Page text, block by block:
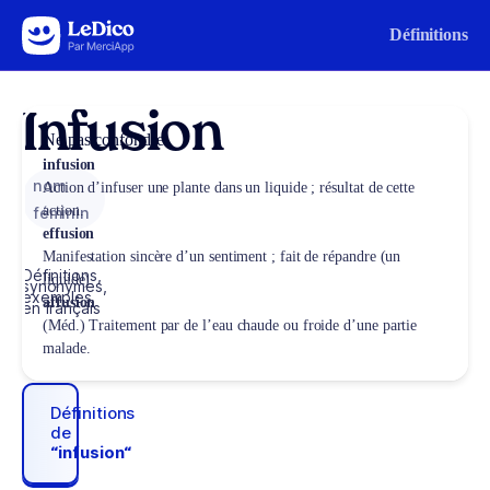
Aller au contenu Définitions
Infusion
nom
féminin
Définitions,
synonymes,
exemples
en français
Définitions
de
“infusion“
Ne pas confondre
infusion
Action d’infuser une plante dans un liquide ; résultat de cette
action.
effusion
Manifestation sincère d’un sentiment ; fait de répandre (un
liquide).
affusion
(Méd.) Traitement par de l’eau chaude ou froide d’une partie
malade.